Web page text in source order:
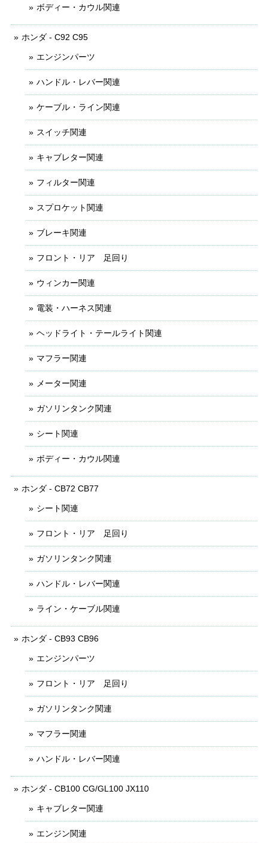
ボディー・カウル関連
ホンダ - C92 C95
エンジンパーツ
ハンドル・レバー関連
ケーブル・ライン関連
スイッチ関連
キャブレター関連
フィルター関連
スプロケット関連
ブレーキ関連
フロント・リア 足回り
ウィンカー関連
電装・ハーネス関連
ヘッドライト・テールライト関連
マフラー関連
メーター関連
ガソリンタンク関連
シート関連
ボディー・カウル関連
ホンダ - CB72 CB77
シート関連
フロント・リア 足回り
ガソリンタンク関連
ハンドル・レバー関連
ライン・ケーブル関連
ホンダ - CB93 CB96
エンジンパーツ
フロント・リア 足回り
ガソリンタンク関連
マフラー関連
ハンドル・レバー関連
ホンダ - CB100 CG/GL100 JX110
キャブレター関連
エンジン関連